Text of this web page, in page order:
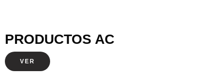
PRODUCTOS AC
VER